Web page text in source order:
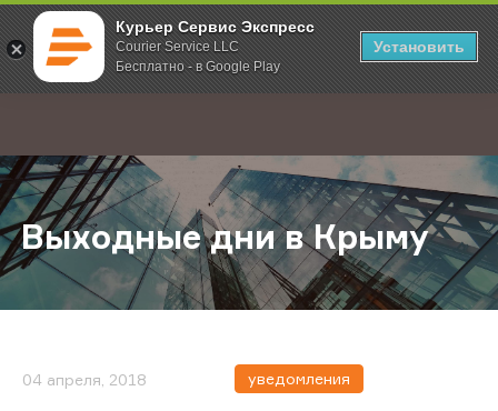
Курьер Сервис Экспресс
Courier Service LLC
Бесплатно - в Google Play
Установить
; Главная О компании Новости Выходные дни в Крыму
Выходные дни в Крыму
04 апреля, 2018 уведомления